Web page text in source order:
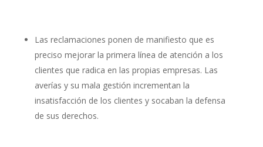
Las reclamaciones ponen de manifiesto que es
preciso mejorar la primera línea de atención a los
clientes que radica en las propias empresas. Las
averías y su mala gestión incrementan la
insatisfacción de los clientes y socaban la defensa
de sus derechos.